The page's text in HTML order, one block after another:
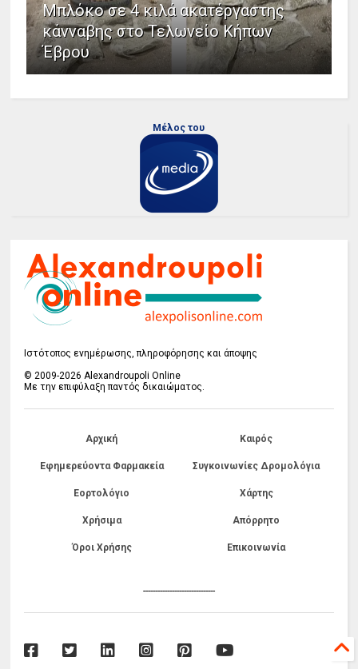
Μπλόκο σε 4 κιλά ακατέργαστης
κάνναβης στο Τελωνείο Κήπων
Έβρου
Μέλος του
Ιστότοπος ενημέρωσης, πληροφόρησης και άποψης
© 2009-2026 Alexandroupoli Online
Με την επιφύλαξη παντός δικαιώματος.
Αρχική Καιρός
Εφημερεύοντα Φαρμακεία Συγκοινωνίες Δρομολόγια
Εορτολόγιο Χάρτης
Χρήσιμα Απόρρητο
Όροι Χρήσης Επικοινωνία
------------------------------